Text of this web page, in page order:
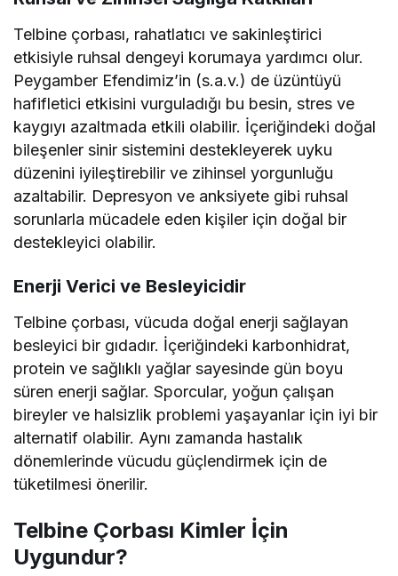
Telbine çorbası, rahatlatıcı ve sakinleştirici
etkisiyle ruhsal dengeyi korumaya yardımcı olur.
Peygamber Efendimiz’in (s.a.v.) de üzüntüyü
hafifletici etkisini vurguladığı bu besin, stres ve
kaygıyı azaltmada etkili olabilir. İçeriğindeki doğal
bileşenler sinir sistemini destekleyerek uyku
düzenini iyileştirebilir ve zihinsel yorgunluğu
azaltabilir. Depresyon ve anksiyete gibi ruhsal
sorunlarla mücadele eden kişiler için doğal bir
destekleyici olabilir.
Enerji Verici ve Besleyicidir
Telbine çorbası, vücuda doğal enerji sağlayan
besleyici bir gıdadır. İçeriğindeki karbonhidrat,
protein ve sağlıklı yağlar sayesinde gün boyu
süren enerji sağlar. Sporcular, yoğun çalışan
bireyler ve halsizlik problemi yaşayanlar için iyi bir
alternatif olabilir. Aynı zamanda hastalık
dönemlerinde vücudu güçlendirmek için de
tüketilmesi önerilir.
Telbine Çorbası Kimler İçin
Uygundur?